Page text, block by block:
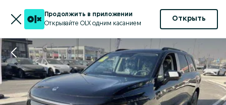
Продолжить в приложении
Открывайте OLX одним касанием
Открыть